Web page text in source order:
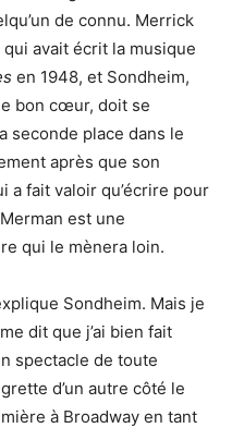
de connu. Merrick
avait écrit la musique
en 1948, et Sondheim,
bon cœur, doit se
seconde place dans le
après que son
a fait valoir qu’écrire pour
est une
qui le mènera loin.
Sondheim. Mais je
dit que j’ai bien fait
spectacle de toute
d’un autre côté le
à Broadway en tant